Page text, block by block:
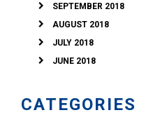
SEPTEMBER 2018
AUGUST 2018
JULY 2018
JUNE 2018
CATEGORIES